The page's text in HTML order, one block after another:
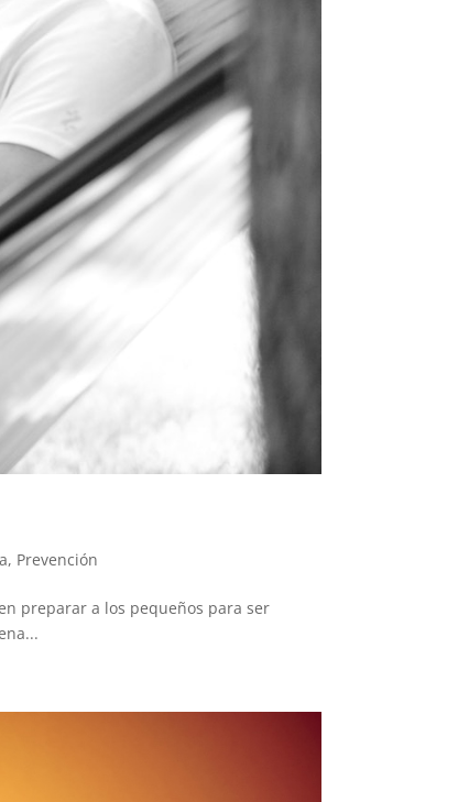
, Prevención
preparar a los pequeños para ser